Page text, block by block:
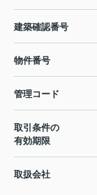
建築確認番号
物件番号
管理コード
取引条件の
有効期限
取扱会社